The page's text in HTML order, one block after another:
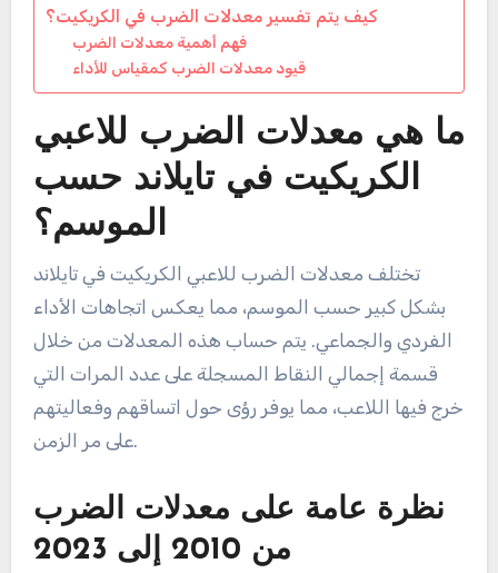
كيف يتم تفسير معدلات الضرب في الكريكيت؟
فهم أهمية معدلات الضرب
قيود معدلات الضرب كمقياس للأداء
ما هي معدلات الضرب للاعبي
الكريكيت في تايلاند حسب
الموسم؟
تختلف معدلات الضرب للاعبي الكريكيت في تايلاند
بشكل كبير حسب الموسم، مما يعكس اتجاهات الأداء
الفردي والجماعي. يتم حساب هذه المعدلات من خلال
قسمة إجمالي النقاط المسجلة على عدد المرات التي
خرج فيها اللاعب، مما يوفر رؤى حول اتساقهم وفعاليتهم
على مر الزمن.
نظرة عامة على معدلات الضرب
من 2010 إلى 2023